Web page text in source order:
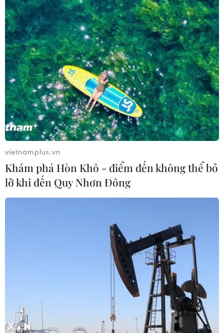
vietnamplus.vn
Khám phá Hòn Khô - điểm đến không thể bỏ
lỡ khi đến Quy Nhơn Đông